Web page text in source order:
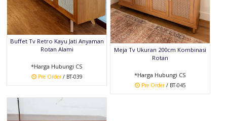
Buffet Tv Retro Kayu Jati Anyaman
Rotan Alami
*Harga Hubungi CS
Pre Order/ BT-039
Meja Tv Ukuran 200cm Kombinasi
Rotan
*Harga Hubungi CS
Pre Order/ BT-045